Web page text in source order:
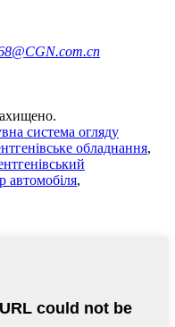
система огляду
обладнання,
автомобіля,